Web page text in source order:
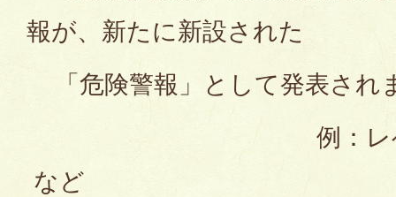
報が、新たに新設された
「危険警報」として発表され
例：レベル4 大
など